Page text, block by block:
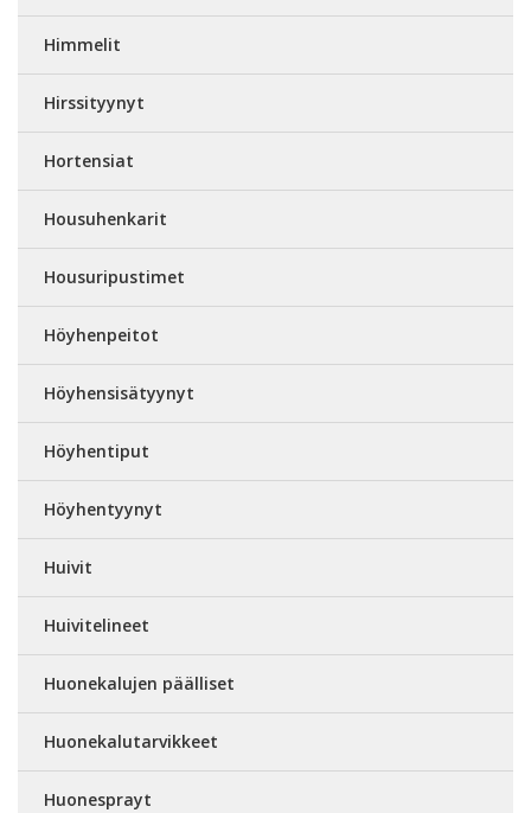
Himmelit
Hirssityynyt
Hortensiat
Housuhenkarit
Housuripustimet
Höyhenpeitot
Höyhensisätyynyt
Höyhentiput
Höyhentyynyt
Huivit
Huivitelineet
Huonekalujen päälliset
Huonekalutarvikkeet
Huonesprayt